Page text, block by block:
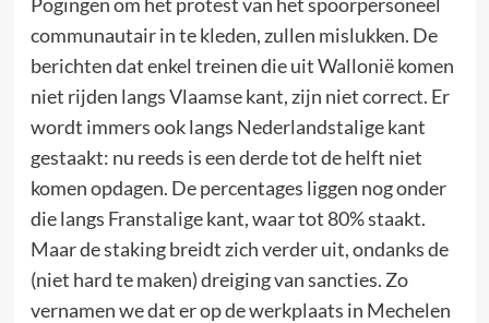
communautair in te kleden, zullen mislukken. De
berichten dat enkel treinen die uit Wallonië komen
niet rijden langs Vlaamse kant, zijn niet correct. Er
wordt immers ook langs Nederlandstalige kant
gestaakt: nu reeds is een derde tot de helft niet
komen opdagen. De percentages liggen nog onder
die langs Franstalige kant, waar tot 80% staakt.
Maar de staking breidt zich verder uit, ondanks de
(niet hard te maken) dreiging van sancties. Zo
vernamen we dat er op de werkplaats in Mechelen